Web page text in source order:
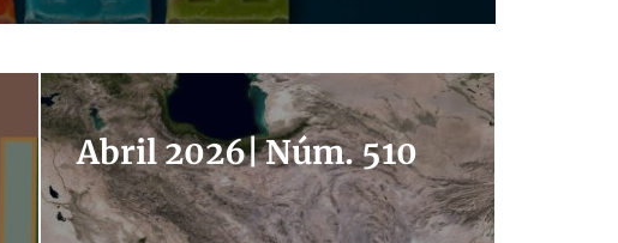
Abril 2026|Núm. 510